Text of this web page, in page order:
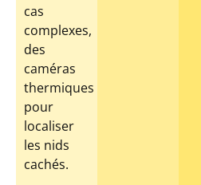
cas
complexes,
des
caméras
thermiques
pour
localiser
les nids
cachés.